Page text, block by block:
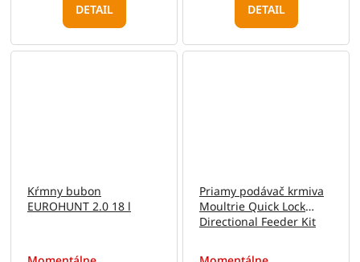
DETAIL DETAIL
Kŕmny bubon
EUROHUNT 2.0 18 l
Priamy podávač krmiva
Moultrie Quick Lock
Directional Feeder Kit